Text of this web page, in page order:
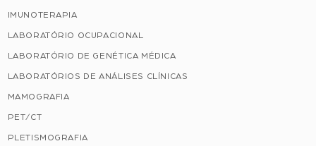
IMUNOTERAPIA
LABORATÓRIO OCUPACIONAL
LABORATÓRIO DE GENÉTICA MÉDICA
LABORATÓRIOS DE ANÁLISES CLÍNICAS
MAMOGRAFIA
PET/CT
PLETISMOGRAFIA